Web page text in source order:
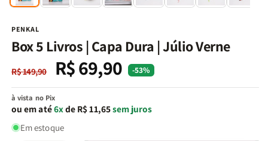
janela
PENKAL
Box 5 Livros | Capa Dura | Júlio Verne
Preço
normal
R$ 149,90
Preço
promocional
R$ 69,90 -53%
à vista no Pix
ou em até6xde R$ 11,65sem juros
Em estoque